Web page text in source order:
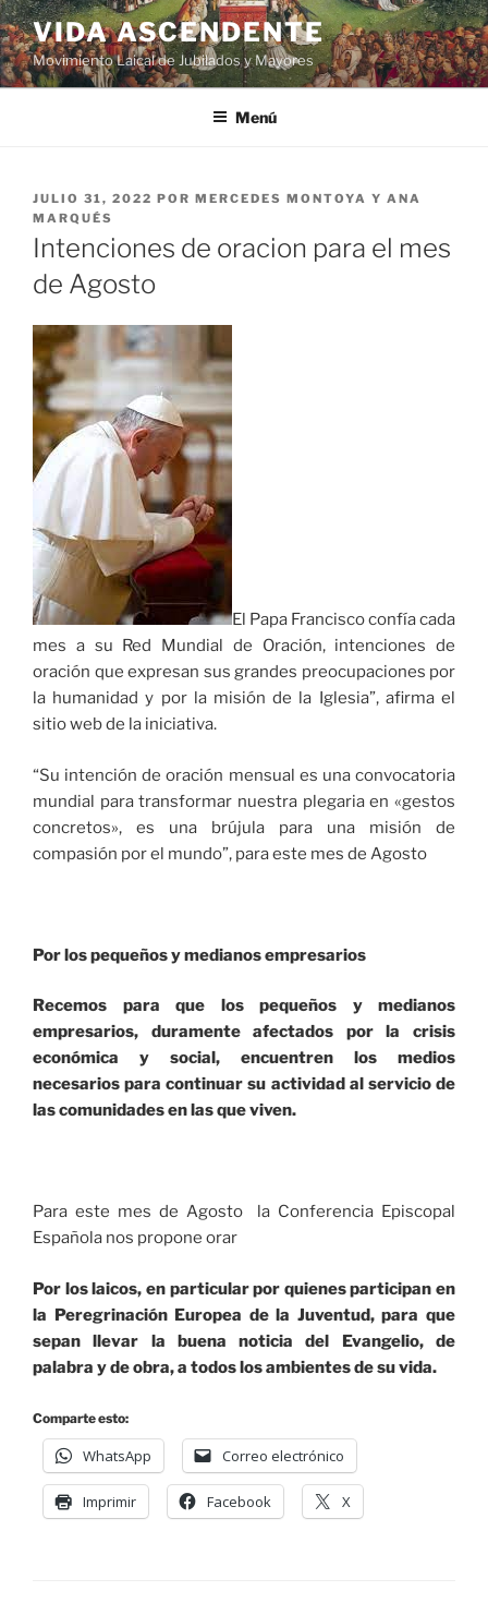
VIDA ASCENDENTE
Movimiento Laical de Jubilados y Mayores
Menú
JULIO 31, 2022 POR MERCEDES MONTOYA Y ANA
MARQUÉS
Intenciones de oracion para el mes
de Agosto
El Papa Francisco confía cada
mes a su Red Mundial de Oración, intenciones de
oración que expresan sus grandes preocupaciones por
la humanidad y por la misión de la Iglesia”, afirma el
sitio web de la iniciativa.
“Su intención de oración mensual es una convocatoria
mundial para transformar nuestra plegaria en «gestos
concretos», es una brújula para una misión de
compasión por el mundo”, para este mes de Agosto
Por los pequeños y medianos empresarios
Recemos para que los pequeños y medianos
empresarios, duramente afectados por la crisis
económica y social, encuentren los medios
necesarios para continuar su actividad al servicio de
las comunidades en las que viven.
Para este mes de Agosto la Conferencia Episcopal
Española nos propone orar
Por los laicos, en particular por quienes participan en
la Peregrinación Europea de la Juventud, para que
sepan llevar la buena noticia del Evangelio, de
palabra y de obra, a todos los ambientes de su vida.
Comparte esto:
WhatsApp Correo electrónico
Imprimir Facebook X